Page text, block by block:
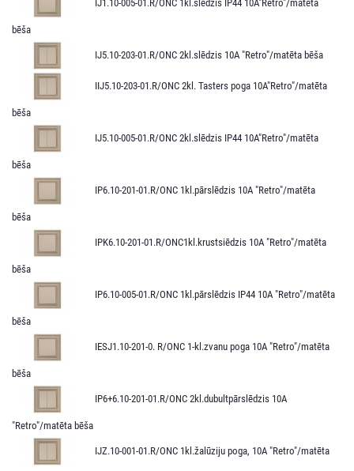
IJ1.10-005-01.R/ONС 1kl.slēdzis IP44 10A"Retro"/matēta
bēša
IJ5.10-203-01.R/ONC 2kl.slēdzis 10A "Retro"/matēta bēša
IIJ5.10-203-01.R/ONC 2kl. Tasters poga 10A"Retro"/matēta
bēša
IJ5.10-005-01.R/ONC 2kl.slēdzis IP44 10A"Retro"/matēta
bēša
IP6.10-201-01.R/ONC 1kl.pārslēdzis 10A "Retro"/matēta
bēša
IPK6.10-201-01.R/ONC1kl.krustsiēdzis 10A "Retro"/matēta
bēša
IP6.10-005-01.R/ONC 1kl.pārslēdzis IP44 10A "Retro"/matēta
bēša
IESJ1.10-201-0. R/ONC 1-kl.zvanu poga 10A "Retro"/matēta
bēša
IP6+6.10-201-01.R/ONC 2kl.dubultpārslēdzis 10A
"Retro"/matēta bēša
IJZ.10-001-01.R/ONC 1kl.žalūziju poga, 10A "Retro"/matēta